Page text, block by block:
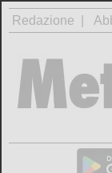
Redazione